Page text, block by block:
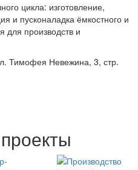
цикла: изготовление,
и пусконаладка ёмкостного и
для производств и
Тимофея Невежина, 3, стр.